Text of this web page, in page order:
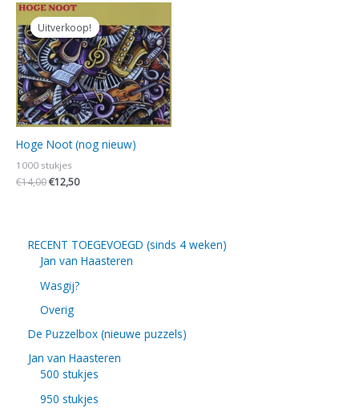
Uitverkoop!
Uitverkoop!
Hoge Noot (nog nieuw)
1000 stukjes
€14,00
Oorspronkelijke
prijs
was:
€14,00.
€12,50
prijs
is:
€12,50.
RECENT TOEGEVOEGD (sinds 4 weken)
Jan van Haasteren
Wasgij?
Overig
De Puzzelbox (nieuwe puzzels)
Jan van Haasteren
500 stukjes
950 stukjes